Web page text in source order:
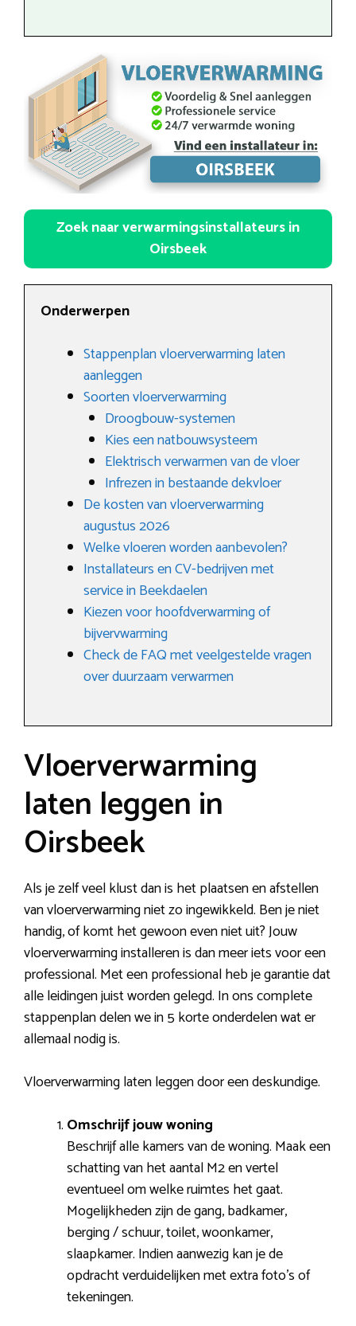
Zoek naar verwarmingsinstallateurs in
Oirsbeek
Onderwerpen
Stappenplan vloerverwarming laten
aanleggen
Soorten vloerverwarming
Droogbouw-systemen
Kies een natbouwsysteem
Elektrisch verwarmen van de vloer
Infrezen in bestaande dekvloer
De kosten van vloerverwarming
augustus 2026
Welke vloeren worden aanbevolen?
Installateurs en CV-bedrijven met
service in Beekdaelen
Kiezen voor hoofdverwarming of
bijvervwarming
Check de FAQ met veelgestelde vragen
over duurzaam verwarmen
Vloerverwarming
laten leggen in
Oirsbeek
Als je zelf veel klust dan is het plaatsen en afstellen
van vloerverwarming niet zo ingewikkeld. Ben je niet
handig, of komt het gewoon even niet uit? Jouw
vloerverwarming installeren is dan meer iets voor een
professional. Met een professional heb je garantie dat
alle leidingen juist worden gelegd. In ons complete
stappenplan delen we in 5 korte onderdelen wat er
allemaal nodig is.
Vloerverwarming laten leggen door een deskundige.
Omschrijf jouw woning
Beschrijf alle kamers van de woning. Maak een
schatting van het aantal M2 en vertel
eventueel om welke ruimtes het gaat.
Mogelijkheden zijn de gang, badkamer,
berging / schuur, toilet, woonkamer,
slaapkamer. Indien aanwezig kan je de
opdracht verduidelijken met extra foto’s of
tekeningen.